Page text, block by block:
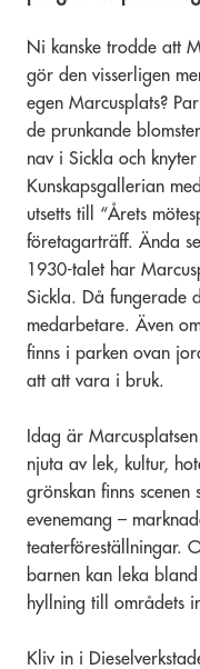
Ni kanske trodde att
gör den visserligen
egen Marcusplats?
de prunkande
nav i Sickla och
Kunskapsgallerian
utsetts till “Årets
företagarträff. Ända
1930-talet har
Sickla. Då fungerade
medarbetare. Även
finns i parken ovan
att att vara i bruk.
Idag är
njuta av lek, kultur,
grönskan finns
evenemang –
teaterföreställningar.
barnen kan leka
hyllning till områdets
Kliv in i